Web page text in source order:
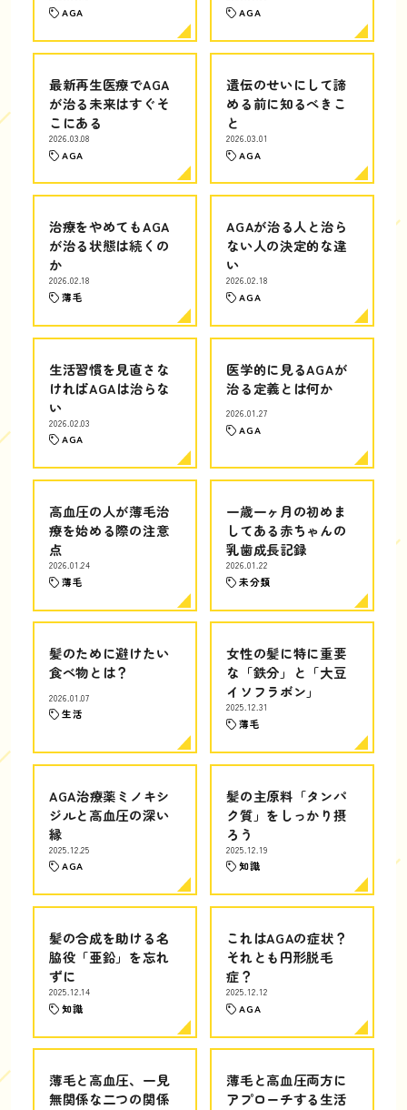
AGA AGA
最新再生医療でAGA
が治る未来はすぐそ
こにある
2026.03.08
AGA
遺伝のせいにして諦
める前に知るべきこ
と
2026.03.01
AGA
治療をやめてもAGA
が治る状態は続くの
か
2026.02.18
薄毛
AGAが治る人と治ら
ない人の決定的な違
い
2026.02.18
AGA
生活習慣を見直さな
ければAGAは治らな
い
2026.02.03
AGA
医学的に見るAGAが
治る定義とは何か
2026.01.27
AGA
高血圧の人が薄毛治
療を始める際の注意
点
2026.01.24
薄毛
一歳一ヶ月の初めま
してある赤ちゃんの
乳歯成長記録
2026.01.22
未分類
髪のために避けたい
食べ物とは？
2026.01.07
生活
女性の髪に特に重要
な「鉄分」と「大豆
イソフラボン」
2025.12.31
薄毛
AGA治療薬ミノキシ
ジルと高血圧の深い
縁
2025.12.25
AGA
髪の主原料「タンパ
ク質」をしっかり摂
ろう
2025.12.19
知識
髪の合成を助ける名
脇役「亜鉛」を忘れ
ずに
2025.12.14
知識
これはAGAの症状？
それとも円形脱毛
症？
2025.12.12
AGA
薄毛と高血圧、一見
無関係な二つの関係
薄毛と高血圧両方に
アプローチする生活